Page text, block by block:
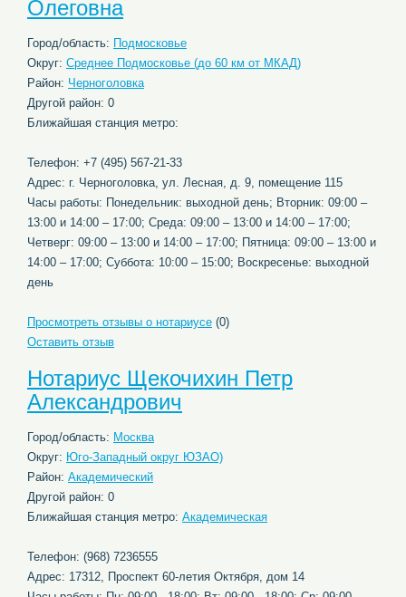
Олеговна
Город/область: Подмосковье
Округ: Среднее Подмосковье (до 60 км от МКАД)
Район: Черноголовка
Другой район: 0
Ближайшая станция метро:
Телефон: +7 (495) 567-21-33
Адрес: г. Черноголовка, ул. Лесная, д. 9, помещение 115
Часы работы: Понедельник: выходной день; Вторник: 09:00 –
13:00 и 14:00 – 17:00; Среда: 09:00 – 13:00 и 14:00 – 17:00;
Четверг: 09:00 – 13:00 и 14:00 – 17:00; Пятница: 09:00 – 13:00 и
14:00 – 17:00; Суббота: 10:00 – 15:00; Воскресенье: выходной
день
Просмотреть отзывы о нотариусе (0)
Оставить отзыв
Нотариус Щекочихин Петр
Александрович
Город/область: Москва
Округ: Юго-Западный округ ЮЗАО)
Район: Академический
Другой район: 0
Ближайшая станция метро: Академическая
Телефон: (968) 7236555
Адрес: 17312, Проспект 60-летия Октября, дом 14